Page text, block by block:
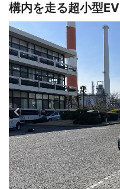
構内を走る超小型EV